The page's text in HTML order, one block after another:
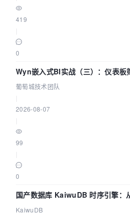
419
0
Wyn嵌入式BI实战（三）：仪表板
数联动全闭环
葡萄城技术团队
2026-08-07
99
0
国产数据库 KaiwuDB 时序引擎
技术路径
KaiwuDB